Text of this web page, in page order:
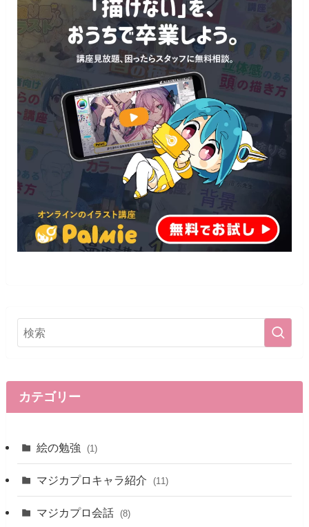
カテゴリー
絵の勉強 (1)
マジカプロキャラ紹介 (11)
マジカプロ会話 (8)